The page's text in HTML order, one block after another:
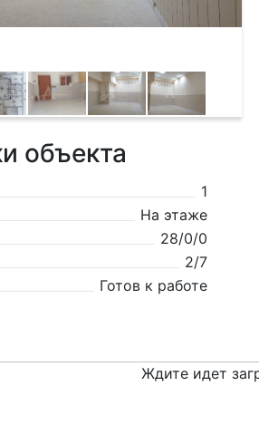
объекта
1
На этаже
28/0/0
2/7
Готов к работе
Ждите идет